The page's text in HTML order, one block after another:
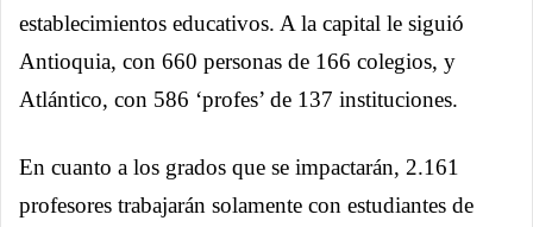
establecimientos educativos. A la capital le siguió
Antioquia, con 660 personas de 166 colegios, y
Atlántico, con 586 ‘profes’ de 137 instituciones.
En cuanto a los grados que se impactarán, 2.161
profesores trabajarán solamente con estudiantes de